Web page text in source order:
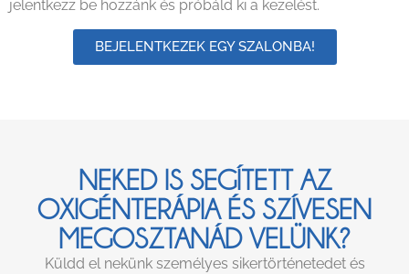
jelentkezz be hozzánk és próbáld ki a kezelést.
BEJELENTKEZEK EGY SZALONBA!
NEKED IS SEGÍTETT AZ
OXIGÉNTERÁPIA ÉS SZÍVESEN
MEGOSZTANÁD VELÜNK?
Küldd el nekünk személyes sikertörténetedet és